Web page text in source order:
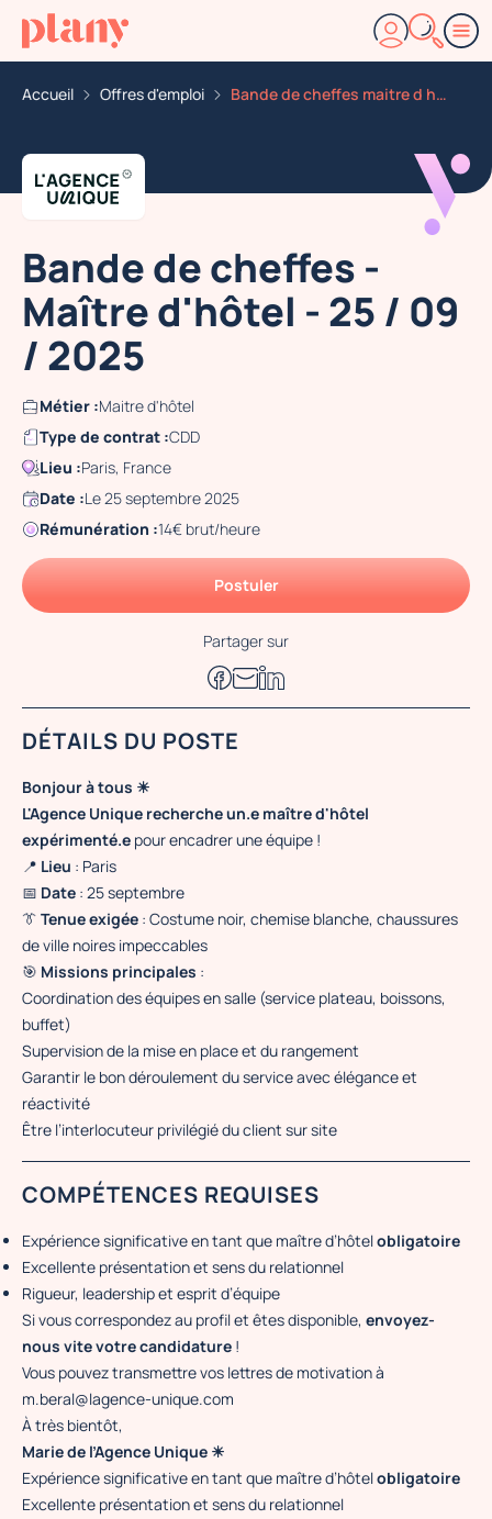
Accueil Offres d'emploi Bande de cheffes maitre d hotel 25 09 2025
Bande de cheffes -
Maître d'hôtel - 25 / 09
/ 2025
Métier :Maitre d'hôtel
Type de contrat :CDD
Lieu :Paris, France
Date :Le 25 septembre 2025
Rémunération :14€ brut/heure
Postuler
Partager sur
DÉTAILS DU POSTE
Bonjour à tous ☀
L'Agence Unique recherche un.e maître d'hôtel
expérimenté.e pour encadrer une équipe !
📍 Lieu : Paris
📅 Date : 25 septembre
👔 Tenue exigée : Costume noir, chemise blanche, chaussures
de ville noires impeccables
🎯 Missions principales :
Coordination des équipes en salle (service plateau, boissons,
buffet)
Supervision de la mise en place et du rangement
Garantir le bon déroulement du service avec élégance et
réactivité
Être l’interlocuteur privilégié du client sur site
COMPÉTENCES REQUISES
Expérience significative en tant que maître d’hôtelobligatoire
Excellente présentation et sens du relationnel
Rigueur, leadership et esprit d’équipe
Si vous correspondez au profil et êtes disponible, envoyez-
nous vite votre candidature !
Vous pouvez transmettre vos lettres de motivation à
m.beral@lagence-unique.com
À très bientôt,
Marie de l’Agence Unique ☀
Expérience significative en tant que maître d’hôtelobligatoire
Excellente présentation et sens du relationnel